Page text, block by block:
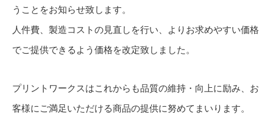
うことをお知らせ致します。
人件費、製造コストの見直しを行い、よりお求めやすい価格
でご提供できるよう価格を改定致しました。
プリントワークスはこれからも品質の維持・向上に励み、お
客様にご満足いただける商品の提供に努めてまいります。